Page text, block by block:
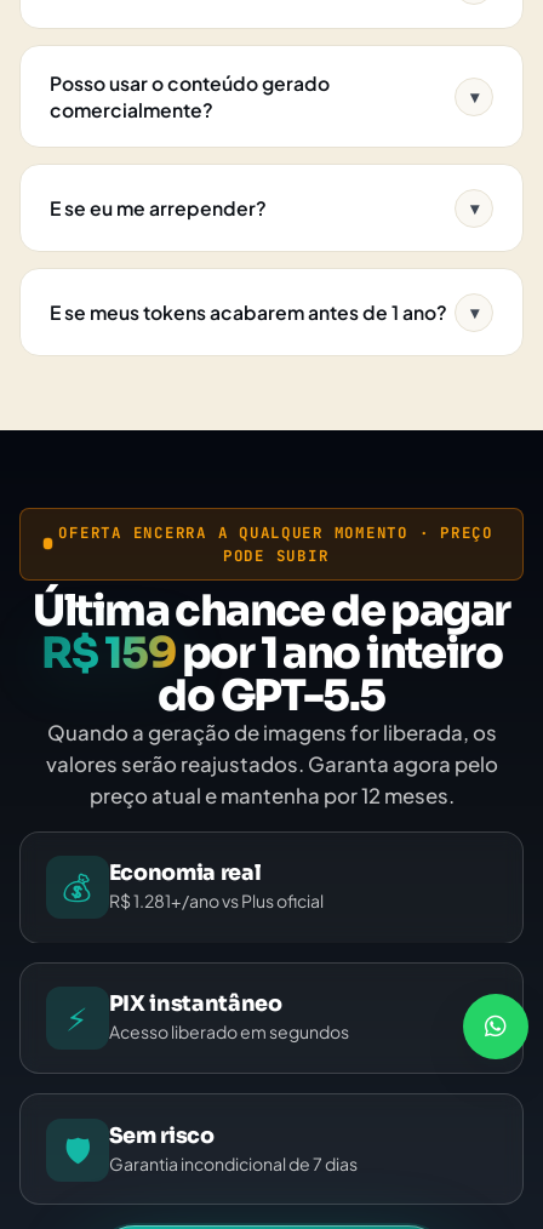
Posso usar o conteúdo gerado
comercialmente?
▾
E se eu me arrepender? ▾
E se meus tokens acabarem antes de 1 ano? ▾
OFERTA ENCERRA A QUALQUER MOMENTO · PREÇO
PODE SUBIR
Última chance de pagar
R$ 159por 1 ano inteiro
do GPT-5.5
Quando a geração de imagens for liberada, os
valores serão reajustados. Garanta agora pelo
preço atual e mantenha por 12 meses.
💰 Economia real
R$ 1.281+/ano vs Plus oficial
⚡ PIX instantâneo
Acesso liberado em segundos
🛡️ Sem risco
Garantia incondicional de 7 dias